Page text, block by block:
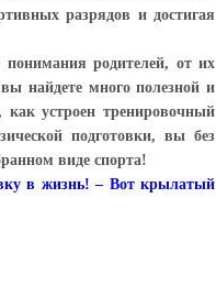
разрядов и достигая
родителей, от их
найдете много полезной и
устроен тренировочный
подготовки, вы без
виде спорта!
в жизнь! – Вот крылатый